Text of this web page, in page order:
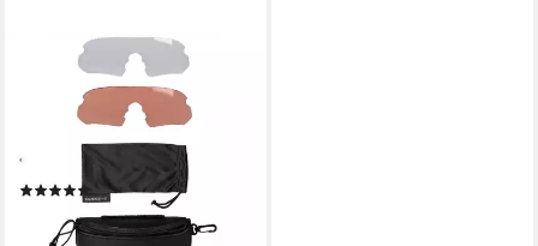
SWISS EYE®
Fahrradbrille TACT.BRILLE
SWISS EYE® NIGHTHAWK,
mit Antifog- und Antiscratch-
Beschichtung
(1)
64,03 €
lieferbar - in 2-3 Werktagen bei dir